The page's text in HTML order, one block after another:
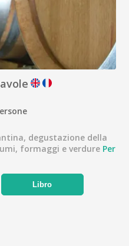
degustazione della
formaggi e verdure Per
Libro